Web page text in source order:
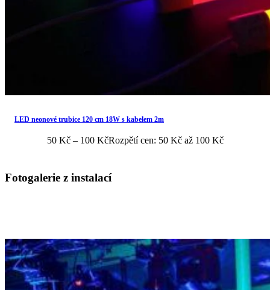
LED neonové trubice 120 cm 18W s kabelem 2m
50 Kč – 100 KčRozpětí cen: 50 Kč až 100 Kč
Fotogalerie z instalací